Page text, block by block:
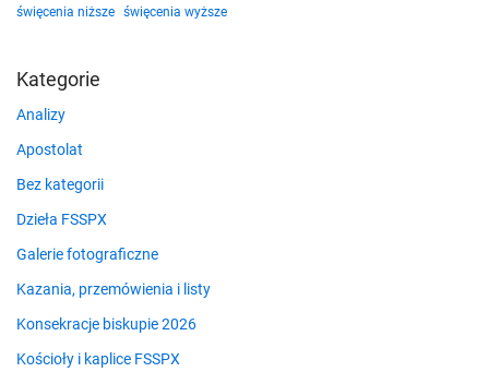
święcenia niższe święcenia wyższe
Kategorie
Analizy
Apostolat
Bez kategorii
Dzieła FSSPX
Galerie fotograficzne
Kazania, przemówienia i listy
Konsekracje biskupie 2026
Kościoły i kaplice FSSPX